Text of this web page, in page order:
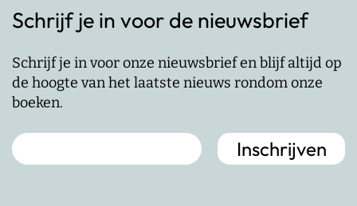
Schrijf je in voor de nieuwsbrief
Schrijf je in voor onze nieuwsbrief en blijf altijd op
de hoogte van het laatste nieuws rondom onze
boeken.